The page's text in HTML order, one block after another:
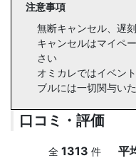
注意事項
無断キャンセル、遅
キャンセルはマイペ
さい
オミカレではイベン
ブルには一切関与い
口コミ・評価
全 1313 件 平